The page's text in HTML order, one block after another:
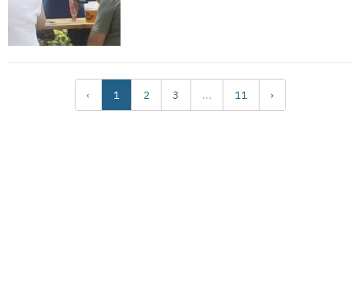
‹ 1 2 3 … 11 ›